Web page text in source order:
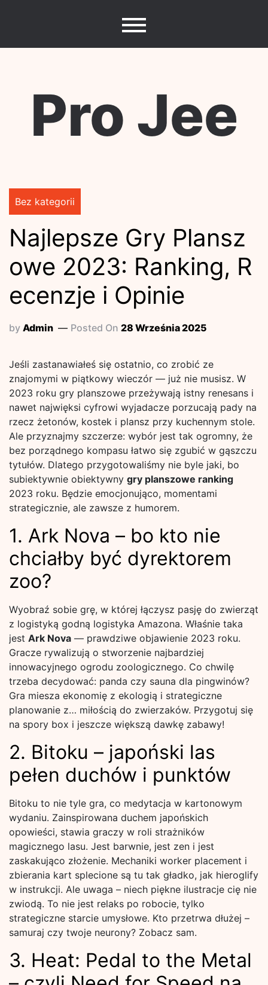
Pro Jee
Bez kategorii
Najlepsze Gry Plansz
owe 2023: Ranking, R
ecenzje i Opinie
by Admin Posted On 28 Września 2025
Jeśli zastanawiałeś się ostatnio, co zrobić ze
znajomymi w piątkowy wieczór — już nie musisz. W
2023 roku gry planszowe przeżywają istny renesans i
nawet najwięksi cyfrowi wyjadacze porzucają pady na
rzecz żetonów, kostek i plansz przy kuchennym stole.
Ale przyznajmy szczerze: wybór jest tak ogromny, że
bez porządnego kompasu łatwo się zgubić w gąszczu
tytułów. Dlatego przygotowaliśmy nie byle jaki, bo
subiektywnie obiektywny gry planszowe ranking
2023 roku. Będzie emocjonująco, momentami
strategicznie, ale zawsze z humorem.
1. Ark Nova – bo kto nie
chciałby być dyrektorem
zoo?
Wyobraź sobie grę, w której łączysz pasję do zwierząt
z logistyką godną logistyka Amazona. Właśnie taka
jest Ark Nova — prawdziwe objawienie 2023 roku.
Gracze rywalizują o stworzenie najbardziej
innowacyjnego ogrodu zoologicznego. Co chwilę
trzeba decydować: panda czy sauna dla pingwinów?
Gra miesza ekonomię z ekologią i strategiczne
planowanie z… miłością do zwierzaków. Przygotuj się
na spory box i jeszcze większą dawkę zabawy!
2. Bitoku – japoński las
pełen duchów i punktów
Bitoku to nie tyle gra, co medytacja w kartonowym
wydaniu. Zainspirowana duchem japońskich
opowieści, stawia graczy w roli strażników
magicznego lasu. Jest barwnie, jest zen i jest
zaskakująco złożenie. Mechaniki worker placement i
zbierania kart splecione są tu tak gładko, jak hieroglify
w instrukcji. Ale uwaga – niech piękne ilustracje cię nie
zwiodą. To nie jest relaks po robocie, tylko
strategiczne starcie umysłowe. Kto przetrwa dłużej –
samuraj czy twoje neurony? Zobacz sam.
3. Heat: Pedal to the Metal